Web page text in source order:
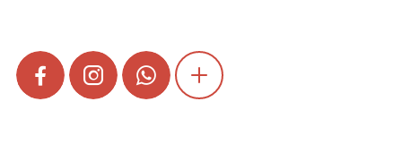
FACEBOOKINSTAGRAMWHATSAPPSHOW MORE